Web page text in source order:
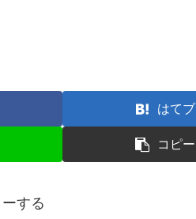
はてブ
コピー
する